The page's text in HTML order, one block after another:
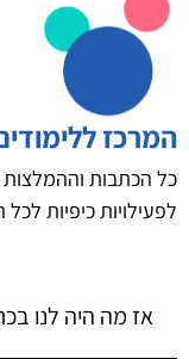
המרכז
כל הכתבות וההמלצות
לפעילויות כיפיות
אז מה היה לנו